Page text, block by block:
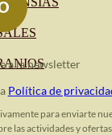
a la newsletter
Política de
para enviarte
las actividades y